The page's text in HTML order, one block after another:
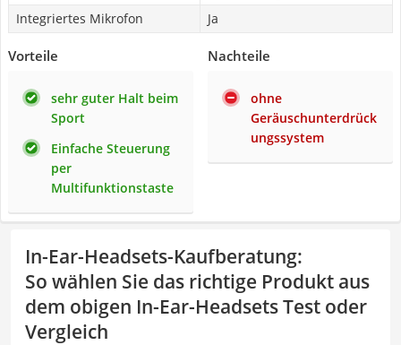
Integriertes Mikrofon
Ja
Vorteile
sehr guter Halt beim
Sport
Einfache Steuerung
per
Multifunktionstaste
Nachteile
ohne
Geräuschunterdrück
ungssystem
In-Ear-Headsets-Kaufberatung:
So wählen Sie das richtige Produkt aus
dem obigen In-Ear-Headsets Test oder
Vergleich